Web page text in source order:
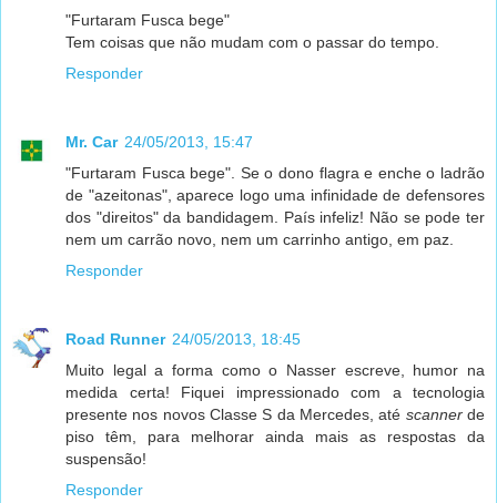
"Furtaram Fusca bege"
Tem coisas que não mudam com o passar do tempo.
Responder
Mr. Car 24/05/2013, 15:47
"Furtaram Fusca bege". Se o dono flagra e enche o ladrão
de "azeitonas", aparece logo uma infinidade de defensores
dos "direitos" da bandidagem. País infeliz! Não se pode ter
nem um carrão novo, nem um carrinho antigo, em paz.
Responder
Road Runner 24/05/2013, 18:45
Muito legal a forma como o Nasser escreve, humor na
medida certa! Fiquei impressionado com a tecnologia
presente nos novos Classe S da Mercedes, até scannerde
piso têm, para melhorar ainda mais as respostas da
suspensão!
Responder